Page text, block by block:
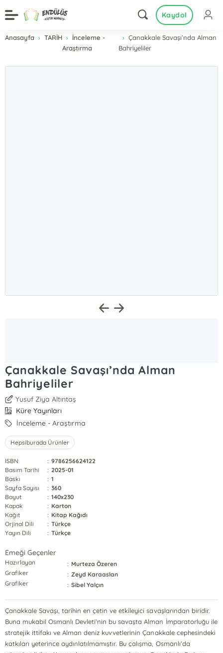
Kaydol
Anasayfa TARİH
İnceleme -
Araştırma
Çanakkale Savaşı’nda Alman
Bahriyeliler
Çanakkale Savaşı’nda Alman
Bahriyeliler
Yusuf Ziya Altıntaş
Küre Yayınları
İnceleme - Araştırma
Hepsiburada Ürünler
ISBN : 9786256624122
Basım Tarihi
: 2025-01
Baskı
: 1
Sayfa Sayısı
: 360
Boyut
: 140x230
Kapak
: Karton
Kağıt
: Kitap Kağıdı
Orjinal Dili
: Türkçe
Yayın Dili
: Türkçe
Emeği Geçenler
Hazırlayan : Murteza Özeren
Grafiker
: Zeyd Karaaslan
Grafiker
: Sibel Yalçın
Çanakkale Savaşı, tarihin en çetin ve etkileyici savaşlarından biridir.
Buna mukabil Osmanlı Devleti’nin bu savaşta Alman İmparatorluğu ile
stratejik ittifakı ve Alman deniz kuvvetlerinin Çanakkale cephesindeki
katkıları yeterince aydınlatılmamıştır. Bu çalışma, Osmanlı’da